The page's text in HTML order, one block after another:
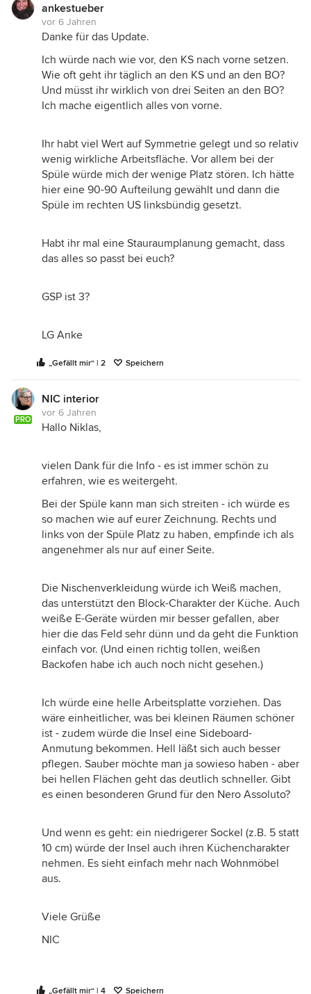
ankestueber
vor 6 Jahren
Danke für das Update.
Ich würde nach wie vor, den KS nach vorne setzen.
Wie oft geht ihr täglich an den KS und an den BO?
Und müsst ihr wirklich von drei Seiten an den BO?
Ich mache eigentlich alles von vorne.
Ihr habt viel Wert auf Symmetrie gelegt und so relativ
wenig wirkliche Arbeitsfläche. Vor allem bei der
Spüle würde mich der wenige Platz stören. Ich hätte
hier eine 90-90 Aufteilung gewählt und dann die
Spüle im rechten US linksbündig gesetzt.
Habt ihr mal eine Stauraumplanung gemacht, dass
das alles so passt bei euch?
GSP ist 3?
LG Anke
„Gefällt mir“ | 2 Speichern
PRO
NIC interior
vor 6 Jahren
Hallo Niklas,
vielen Dank für die Info - es ist immer schön zu
erfahren, wie es weitergeht.
Bei der Spüle kann man sich streiten - ich würde es
so machen wie auf eurer Zeichnung. Rechts und
links von der Spüle Platz zu haben, empfinde ich als
angenehmer als nur auf einer Seite.
Die Nischenverkleidung würde ich Weiß machen,
das unterstützt den Block-Charakter der Küche. Auch
weiße E-Geräte würden mir besser gefallen, aber
hier die das Feld sehr dünn und da geht die Funktion
einfach vor. (Und einen richtig tollen, weißen
Backofen habe ich auch noch nicht gesehen.)
Ich würde eine helle Arbeitsplatte vorziehen. Das
wäre einheitlicher, was bei kleinen Räumen schöner
ist - zudem würde die Insel eine Sideboard-
Anmutung bekommen. Hell läßt sich auch besser
pflegen. Sauber möchte man ja sowieso haben - aber
bei hellen Flächen geht das deutlich schneller. Gibt
es einen besonderen Grund für den Nero Assoluto?
Und wenn es geht: ein niedrigerer Sockel (z.B. 5 statt
10 cm) würde der Insel auch ihren Küchencharakter
nehmen. Es sieht einfach mehr nach Wohnmöbel
aus.
Viele Grüße
NIC
„Gefällt mir“ | 4 Speichern